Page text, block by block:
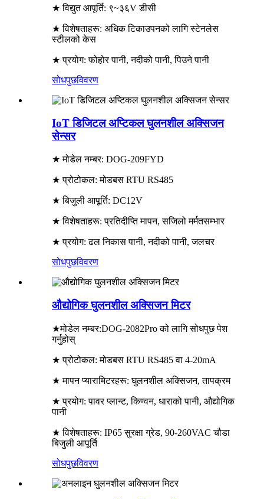
★ विद्युत आपूर्ति: ९~३६V डीसी
★ विशेषताहरू: अधिक टिकाउपनको लागि स्टेनलेस
स्टीलको केस
★ प्रयोग: फोहोर पानी, नदीको पानी, पिउने पानी
सोधपुछविवरण
IoT डिजिटल अप्टिकल घुलनशील अक्सिजन
सेन्सर
★ मोडेल नम्बर: DOG-209FYD
★ प्रोटोकल: मोडबस RTU RS485
★ बिजुली आपूर्ति: DC12V
★ विशेषताहरू: प्रतिदीप्ति मापन, सजिलो मर्मतसम्भार
★ प्रयोग: ढल निकास पानी, नदीको पानी, जलचर
सोधपुछविवरण
औद्योगिक घुलनशील अक्सिजन मिटर
★मोडेल नम्बर:DOG-2082Pro को लागि सोधपुछ पेश
गर्नुहोस्
★ प्रोटोकल: मोडबस RTU RS485 वा 4-20mA
★ मापन प्यारामिटरहरू: घुलनशील अक्सिजन, तापक्रम
★ प्रयोग: पावर प्लान्ट, किण्वन, धाराको पानी, औद्योगिक
पानी
★ विशेषताहरू: IP65 सुरक्षा ग्रेड, 90-260VAC चौडा
बिजुली आपूर्ति
सोधपुछविवरण